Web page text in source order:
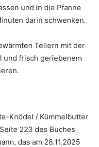
und in die Pfanne
darin schwenken.
Tellern mit der
und frisch geriebenem
Knödel / Kümmelbutter
223 des Buches
das am 28.11.2025